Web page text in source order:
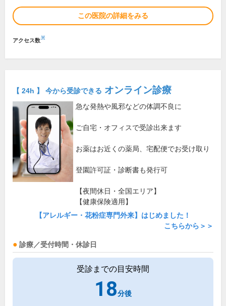
この医院の詳細をみる
アクセス数※
【 24h 】 今から受診できる オンライン診療
急な発熱や風邪などの体調不良に
ご自宅・オフィスで受診出来ます
お薬はお近くの薬局、宅配便でお受け取り
登園許可証・診断書も発行可
【夜間休日・全国エリア】
【健康保険適用】
【アレルギー・花粉症専門外来】はじめました！
こちらから＞＞
診療／受付時間・休診日
受診までの目安時間
18分後